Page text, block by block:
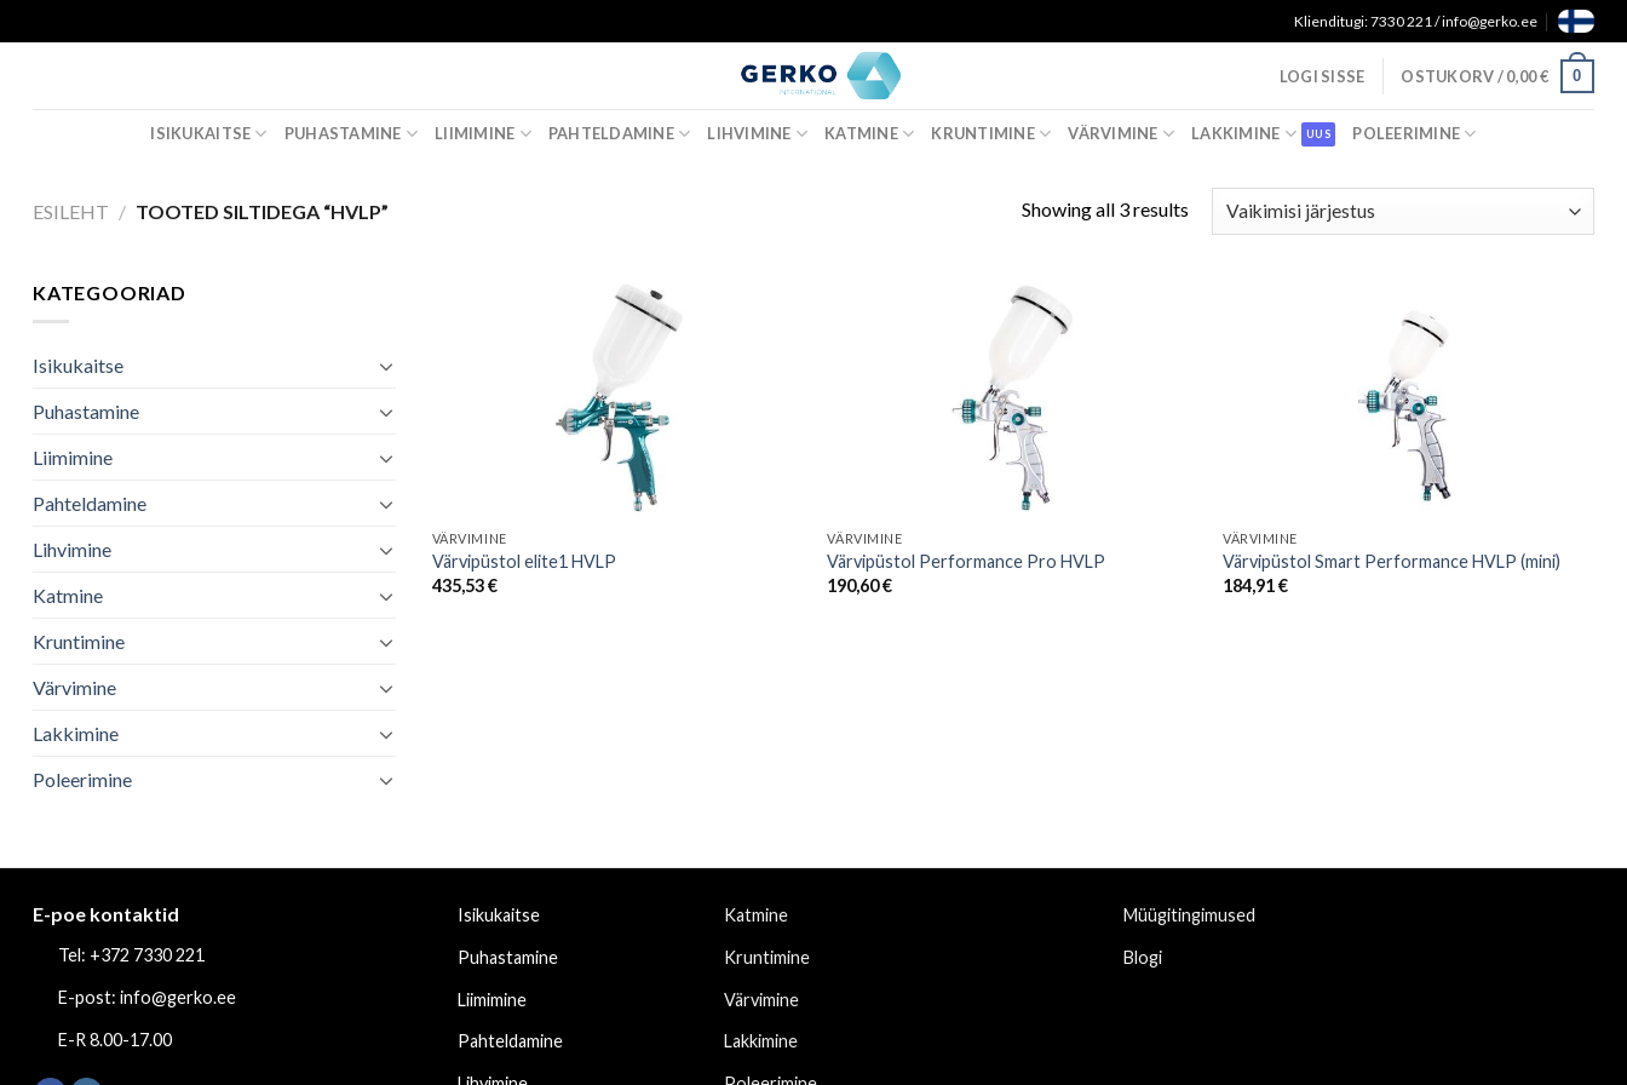
to
Klienditugi: 7330 221 / info@gerko.ee
LOGI SISSE OSTUKORV /0,00€ 0
ISIKUKAITSE PUHASTAMINE LIIMIMINE PAHTELDAMINE LIHVIMINE KATMINE KRUNTIMINE VÄRVIMINE LAKKIMINE POLEERIMINE
ESILEHT / TOOTED SILTIDEGA “HVLP” Showing all 3 results
KATEGOORIAD
Isikukaitse
Puhastamine
Liimimine
Pahteldamine
Lihvimine
Katmine
Kruntimine
Värvimine
Lakkimine
Poleerimine
VÄRVIMINE
Värvipüstol elite1 HVLP
435,53€
VÄRVIMINE
Värvipüstol Performance Pro HVLP
190,60€
VÄRVIMINE
Värvipüstol Smart Performance HVLP (mini)
184,91€
E-poe kontaktid
Tel: +372 7330 221
E-post: info@gerko.ee
E-R 8.00-17.00
Isikukaitse
Puhastamine
Liimimine
Pahteldamine
Katmine
Kruntimine
Värvimine
Lakkimine
Müügitingimused
Blogi